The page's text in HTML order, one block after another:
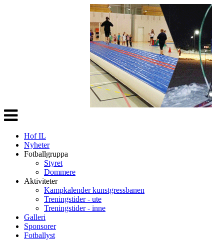
Veksle
navigasjon
Hof IL
Nyheter
Fotballgruppa
Styret
Dommere
Aktiviteter
Kampkalender kunstgressbanen
Treningstider - ute
Treningstider - inne
Galleri
Sponsorer
Fotballyst